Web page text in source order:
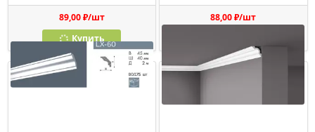
89,00 ₽/шт
Купить
88,00 ₽/шт